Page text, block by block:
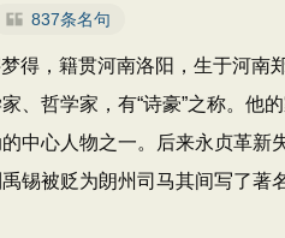
837条名句
得，籍贯河南洛阳，生于河南
、哲学家，有“诗豪”之称。他
中心人物之一。后来永贞革
锡被贬为朗州司马其间写了著名